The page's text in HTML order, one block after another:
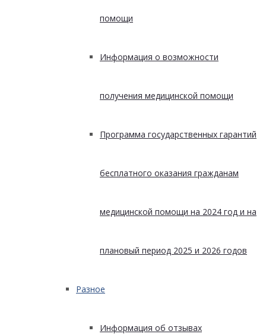
помощи
Информация о возможности
получения медицинской помощи
Программа государственных гарантий
бесплатного оказания гражданам
медицинской помощи на 2024 год и на
плановый период 2025 и 2026 годов
Разное
Информация об отзывах